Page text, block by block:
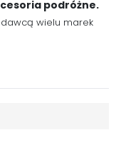
podróżne.
wielu marek